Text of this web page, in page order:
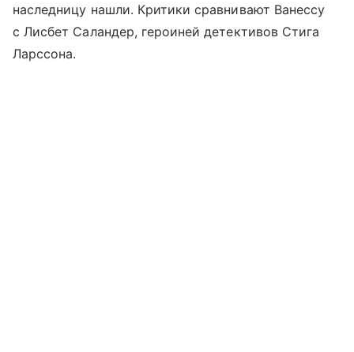
наследницу нашли. Критики сравнивают Ванессу
с Лисбет Саландер, героиней детективов Стига
Ларссона.